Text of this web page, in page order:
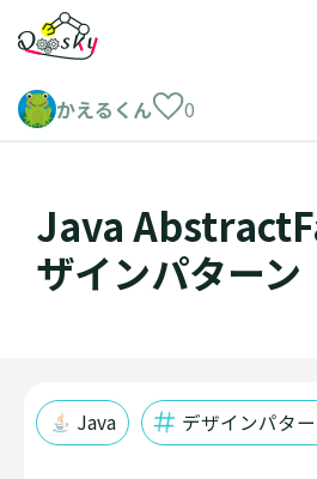
かえるくん 0
Java
ザインパターン
Java デザインパタ